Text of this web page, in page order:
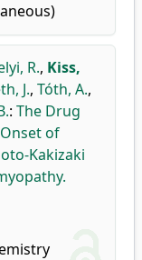
R., Kiss,
J., Tóth, A.,
: The Drug
of
Kakizaki